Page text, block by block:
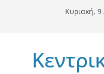
Κυριακή,